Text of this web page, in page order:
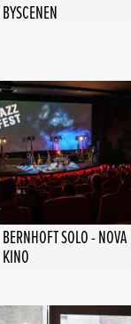
BYSCENEN
BERNHOFT SOLO - NOVA
KINO